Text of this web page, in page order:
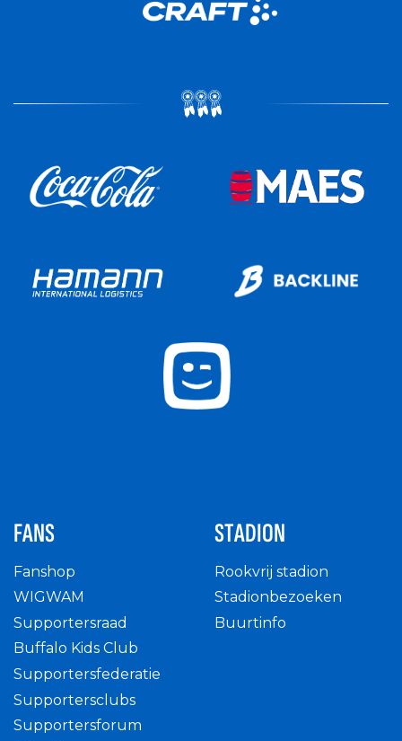
FANS
Fanshop
WIGWAM
Supportersraad
Buffalo Kids Club
Supportersfederatie
Supportersclubs
Supportersforum
STADION
Rookvrij stadion
Stadionbezoeken
Buurtinfo